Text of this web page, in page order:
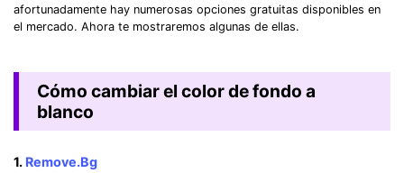
afortunadamente hay numerosas opciones gratuitas disponibles en
el mercado. Ahora te mostraremos algunas de ellas.
Cómo cambiar el color de fondo a
blanco
1. Remove.Bg